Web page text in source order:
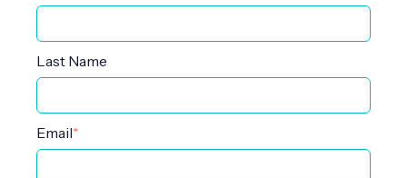
Last Name
Email*